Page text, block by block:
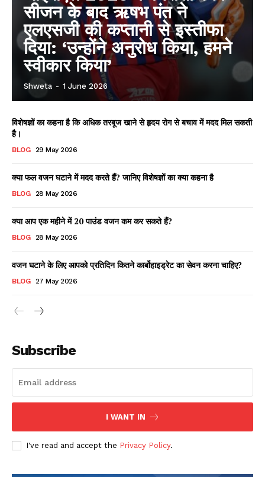
सीजन के बाद ऋषभ पंत ने
एलएसजी की कप्तानी से इस्तीफा
दिया: ‘उन्होंने अनुरोध किया, हमने
स्वीकार किया’
Shweta - 1 June 2026
विशेषज्ञों का कहना है कि अधिक तरबूज खाने से हृदय रोग से बचाव में मदद मिल सकती
है।
BLOG 29 May 2026
क्या फल वजन घटाने में मदद करते हैं? जानिए विशेषज्ञों का क्या कहना है
BLOG 28 May 2026
क्या आप एक महीने में 20 पाउंड वजन कम कर सकते हैं?
BLOG 28 May 2026
वजन घटाने के लिए आपको प्रतिदिन कितने कार्बोहाइड्रेट का सेवन करना चाहिए?
BLOG 27 May 2026
Subscribe
I WANT IN
I've read and accept the Privacy Policy.